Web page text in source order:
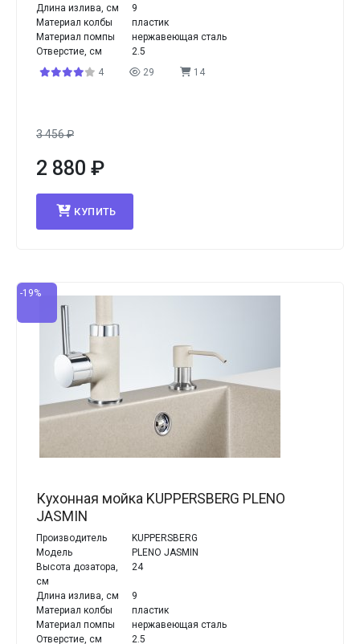
Длина излива, см
9
Материал колбы
пластик
Материал помпы
нержавеющая сталь
Отверстие, см
2.5
4
29 14
3 456₽
2 880 ₽
КУПИТЬ
-19%
Кухонная мойка KUPPERSBERG PLENO
JASMIN
Производитель
KUPPERSBERG
Модель
PLENO JASMIN
Высота дозатора,
см
24
Длина излива, см
9
Материал колбы
пластик
Материал помпы
нержавеющая сталь
Отверстие, см
2.5